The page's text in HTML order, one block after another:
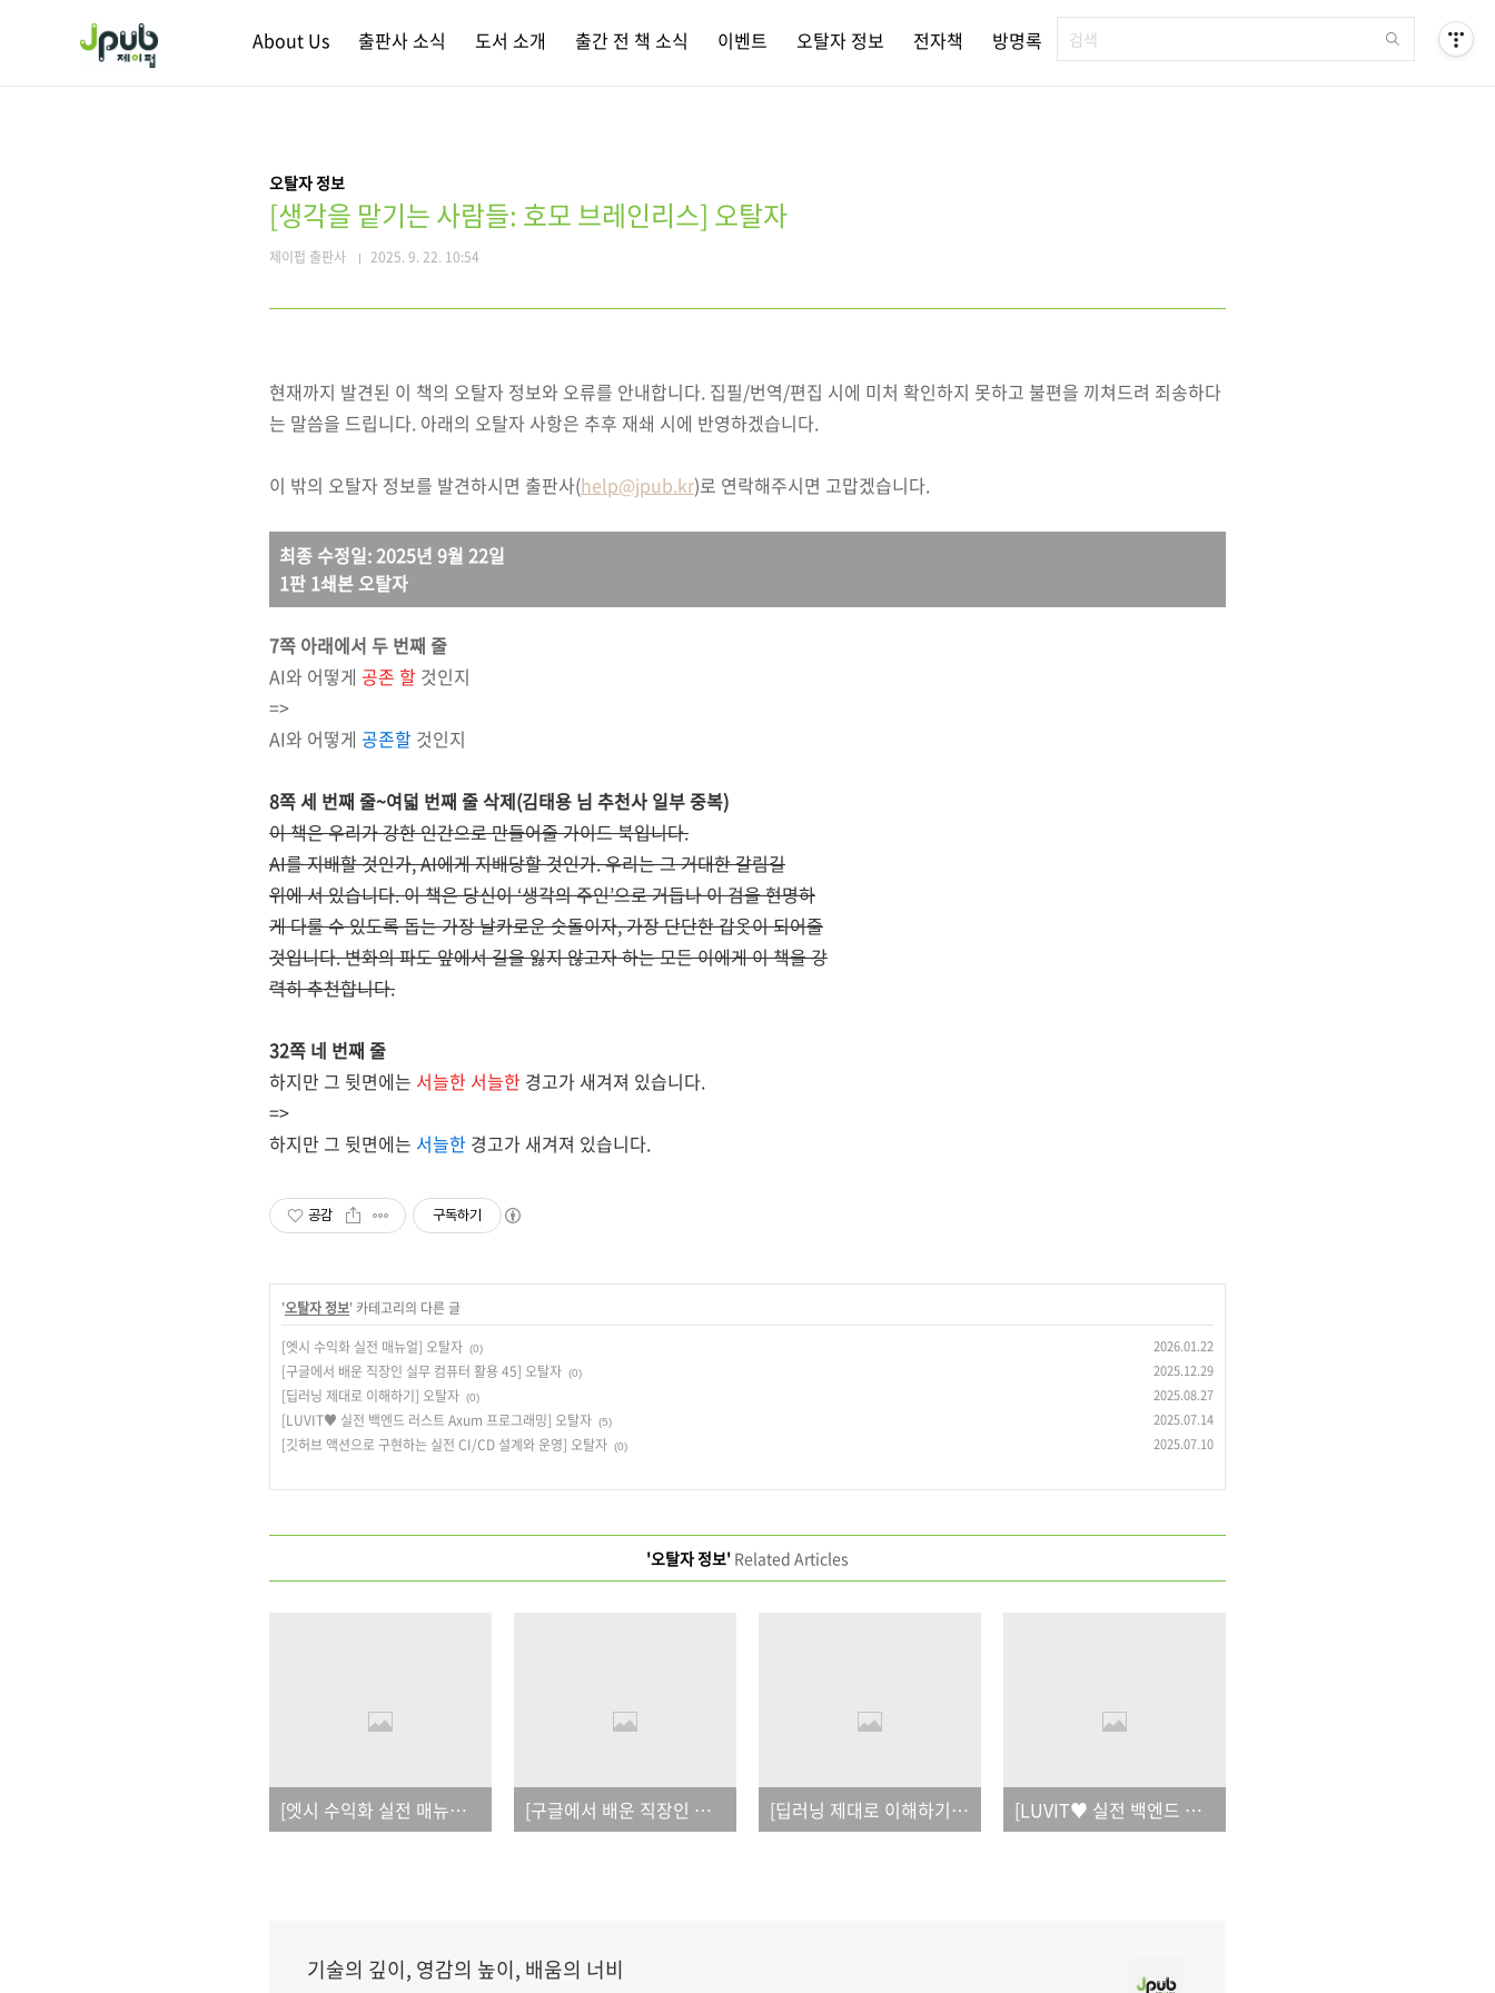
About Us 출판사 소식 도서 소개 출간 전 책 소식 이벤트 오탈자 정보 전자책 방명록
오탈자 정보
[생각을 맡기는 사람들: 호모 브레인리스] 오탈자
제이펍 출판사 2025. 9. 22. 10:54
현재까지 발견된 이 책의 오탈자 정보와 오류를 안내합니다. 집필/번역/편집 시에 미처 확인하지 못하고 불편을 끼쳐드려 죄송하다
는 말씀을 드립니다. 아래의 오탈자 사항은 추후 재쇄 시에 반영하겠습니다.
이 밖의 오탈자 정보를 발견하시면 출판사(help@jpub.kr)로 연락해주시면 고맙겠습니다.
최종 수정일: 2025년 9월 22일
1판 1쇄본 오탈자
7쪽 아래에서 두 번째 줄
AI와 어떻게 공존 할 것인지
=>
AI와 어떻게 공존할 것인지
8쪽 세 번째 줄~여덟 번째 줄 삭제(김태용 님 추천사 일부 중복)
이 책은 우리가 강한 인간으로 만들어줄 가이드 북입니다.
AI를 지배할 것인가, AI에게 지배당할 것인가. 우리는 그 거대한 갈림길
위에 서 있습니다. 이 책은 당신이 ‘생각의 주인’으로 거듭나 이 검을 현명하
게 다룰 수 있도록 돕는 가장 날카로운 숫돌이자, 가장 단단한 갑옷이 되어줄
것입니다. 변화의 파도 앞에서 길을 잃지 않고자 하는 모든 이에게 이 책을 강
력히 추천합니다.
32쪽 네 번째 줄
하지만 그 뒷면에는 서늘한 서늘한 경고가 새겨져 있습니다.
=>
하지만 그 뒷면에는 서늘한 경고가 새겨져 있습니다.
공감 구독하기
'오탈자 정보' 카테고리의 다른 글
[엣시 수익화 실전 매뉴얼] 오탈자 (0) 2026.01.22
[구글에서 배운 직장인 실무 컴퓨터 활용 45] 오탈자 (0) 2025.12.29
[딥러닝 제대로 이해하기] 오탈자 (0) 2025.08.27
[LUVIT♥ 실전 백엔드 러스트 Axum 프로그래밍] 오탈자 (5) 2025.07.14
[깃허브 액션으로 구현하는 실전 CI/CD 설계와 운영] 오탈자 (0) 2025.07.10
'오탈자 정보' Related Articles
[엣시 수익화 실전 매뉴얼] 오탈자 [구글에서 배운 직장인 실무 컴퓨터 활용 45] 오탈자 [딥러닝 제대로 이해하기] 오탈자 [LUVIT♥ 실전 백엔드 러스트 Axum 프로그래밍] 오탈자
기술의 깊이, 영감의 높이, 배움의 너비